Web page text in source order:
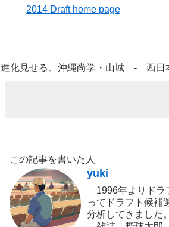
2014 Draft home page
進化見せる、沖縄尚学・山城 - 西日
この記事を書いた人
yuki
1996年よりドラ
ってドラフト候補
分析してきました